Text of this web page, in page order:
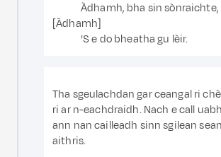
Àdhamh, bha sin
[Àdhamh]
’S e do bheatha gu lèir.
Tha sgeulachdan gar ceangal ri
ri ar n-eachdraidh. Nach e call
ann nan cailleadh sinn sgilean
aithris.